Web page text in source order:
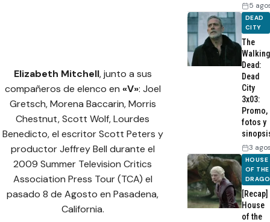
Elizabeth Mitchell, junto a sus
compañeros de elenco en «V»: Joel
Gretsch, Morena Baccarin, Morris
Chestnut, Scott Wolf, Lourdes
Benedicto, el escritor Scott Peters y
productor Jeffrey Bell durante el
2009 Summer Television Critics
Association Press Tour (TCA) el
pasado 8 de Agosto en Pasadena,
California.
5
DEAD
CITY
The
Walking
Dead:
Dead
City
3x03:
Promo,
fotos y
3
HOUSE
OF THE
[Recap]
House
of the